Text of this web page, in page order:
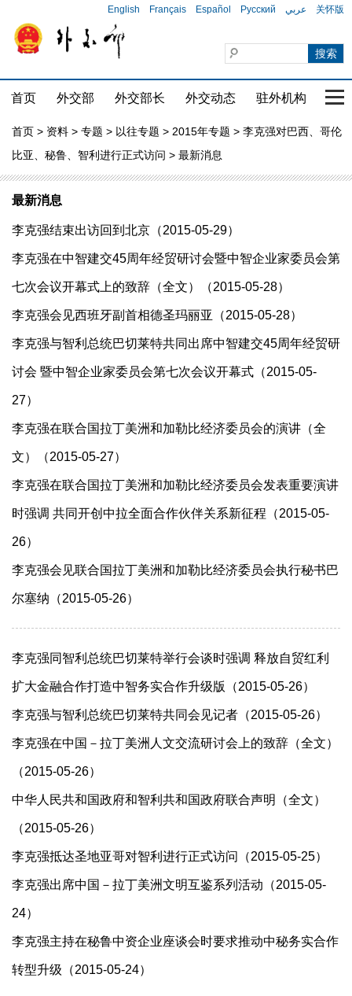
English Français Español Русский عربي 关怀版
首页 外交部 外交部长 外交动态 驻外机构 国
首页 > 资料 > 专题 > 以往专题 > 2015年专题 > 李克强对巴西、哥伦
比亚、秘鲁、智利进行正式访问 > 最新消息
最新消息
李克强结束出访回到北京（2015-05-29）
李克强在中智建交45周年经贸研讨会暨中智企业家委员会第
七次会议开幕式上的致辞（全文）（2015-05-28）
李克强会见西班牙副首相德圣玛丽亚（2015-05-28）
李克强与智利总统巴切莱特共同出席中智建交45周年经贸研
讨会 暨中智企业家委员会第七次会议开幕式（2015-05-
27）
李克强在联合国拉丁美洲和加勒比经济委员会的演讲（全
文）（2015-05-27）
李克强在联合国拉丁美洲和加勒比经济委员会发表重要演讲
时强调 共同开创中拉全面合作伙伴关系新征程（2015-05-
26）
李克强会见联合国拉丁美洲和加勒比经济委员会执行秘书巴
尔塞纳（2015-05-26）
李克强同智利总统巴切莱特举行会谈时强调 释放自贸红利
扩大金融合作打造中智务实合作升级版（2015-05-26）
李克强与智利总统巴切莱特共同会见记者（2015-05-26）
李克强在中国－拉丁美洲人文交流研讨会上的致辞（全文）
（2015-05-26）
中华人民共和国政府和智利共和国政府联合声明（全文）
（2015-05-26）
李克强抵达圣地亚哥对智利进行正式访问（2015-05-25）
李克强出席中国－拉丁美洲文明互鉴系列活动（2015-05-
24）
李克强主持在秘鲁中资企业座谈会时要求推动中秘务实合作
转型升级（2015-05-24）